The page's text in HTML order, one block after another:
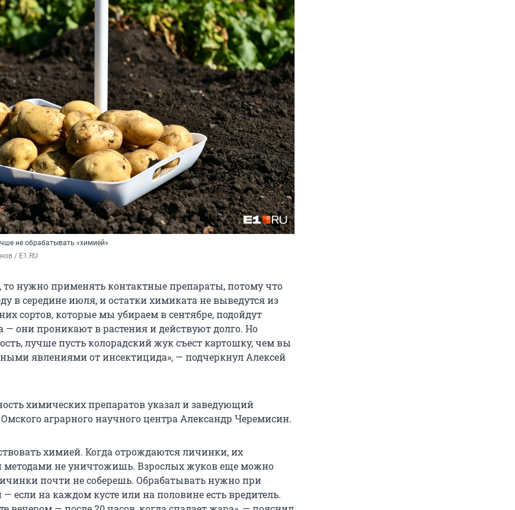
не обрабатывать «химией»
/ E1.RU
то нужно применять контактные препараты, потому что
в середине июля, и остатки химиката не выведутся из
сортов, которые мы убираем в сентябре, подойдут
— они проникают в растения и действуют долго. Но
лучше пусть колорадский жук съест картошку, чем вы
явлениями от инсектицида», — подчеркнул Алексей
химических препаратов указал и заведующий
аграрного научного центра Александр Черемисин.
химией. Когда отрождаются личинки, их
не уничтожишь. Взрослых жуков еще можно
почти не соберешь. Обрабатывать нужно при
если на каждом кусте или на половине есть вредитель.